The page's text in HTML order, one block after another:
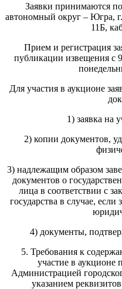
Заявки принимаются
автономный округ – Югра,
11Б,
Прием и регистрация
публикации извещения с
Для участия в аукционе
1) заявка на
2) копии документов,
3) надлежащим образом
документов о
лица в соответствии с
государства в случае, если
4) документы,
5. Требования к
участие в аукционе
Администрацией
указанием реквизитов